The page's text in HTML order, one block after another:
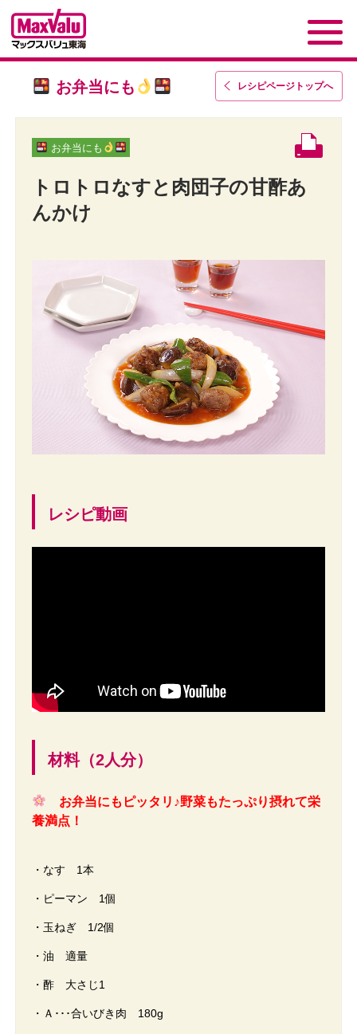
レシピページトップへ
お弁当にも
お弁当にも
トロトロなすと肉団子の甘酢あ
んかけ
レシピ動画
材料（2人分）
お弁当にもピッタリ♪野菜もたっぷり摂れて栄
養満点！
・なす 1本
・ピーマン 1個
・玉ねぎ 1/2個
・油 適量
・酢 大さじ1
・Ａ･･･合いびき肉 180g